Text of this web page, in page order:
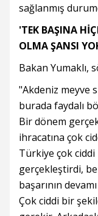
sağlanmış
'TEK BAŞINA
OLMA ŞANSI
Bakan Yumaklı,
"Akdeniz meyve
burada faydalı
Bir dönem
ihracatına çok
Türkiye çok
gerçekleştirdi,
başarının
Çok ciddi bir